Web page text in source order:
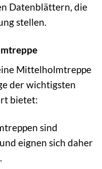
Datenblättern, die
stellen.
Mittelholmtreppe
der wichtigsten
bietet:
sind
eignen sich daher